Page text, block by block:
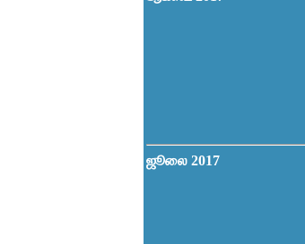
ஜூலை 2017